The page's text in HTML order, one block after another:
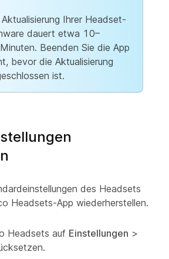
Aktualisierung Ihrer Headset-
dauert etwa 10–
Beenden Sie die App
bevor die Aktualisierung
ist.
des Headsets
Headsets-App wiederherstellen.
Headsets auf Einstellungen >